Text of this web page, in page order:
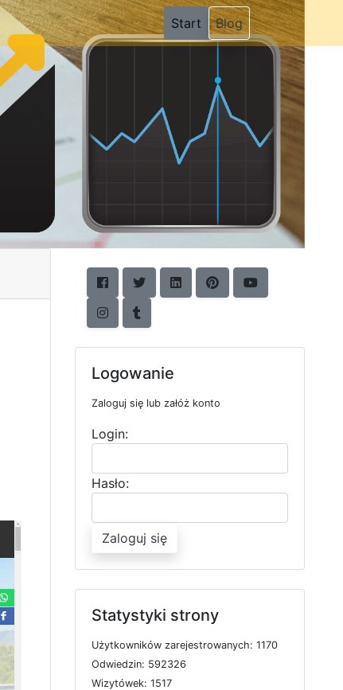
Start (current)
Blog
Logowanie
Zaloguj się lub załóż konto
Login:
Hasło:
Zaloguj się
Statystyki strony
Użytkowników zarejestrowanych: 1170
Odwiedzin: 592326
Wizytówek: 1517